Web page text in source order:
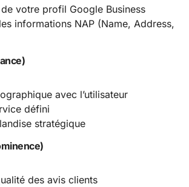
votre profil Google Business
informations NAP (Name, Address,
avec l’utilisateur
défini
stratégique
des avis clients